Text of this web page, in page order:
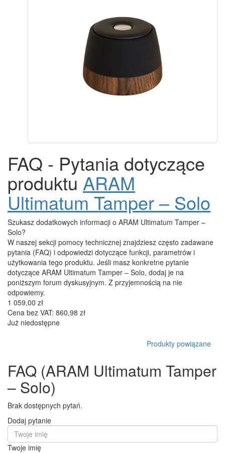
FAQ - Pytania dotyczące
produktu ARAM
Ultimatum Tamper – Solo
Szukasz dodatkowych informacji o ARAM Ultimatum Tamper –
Solo?
W naszej sekcji pomocy technicznej znajdziesz często zadawane
pytania (FAQ) i odpowiedzi dotyczące funkcji, parametrów i
użytkowania tego produktu. Jeśli masz konkretne pytanie
dotyczące ARAM Ultimatum Tamper – Solo, dodaj je na
poniższym forum dyskusyjnym. Z przyjemnością na nie
odpowiemy.
1 059,00 zł
Cena bez VAT: 860,98 zł
Już niedostępne
Produkty powiązane
FAQ (ARAM Ultimatum Tamper
– Solo)
Brak dostępnych pytań.
Dodaj pytanie
Twoje imię